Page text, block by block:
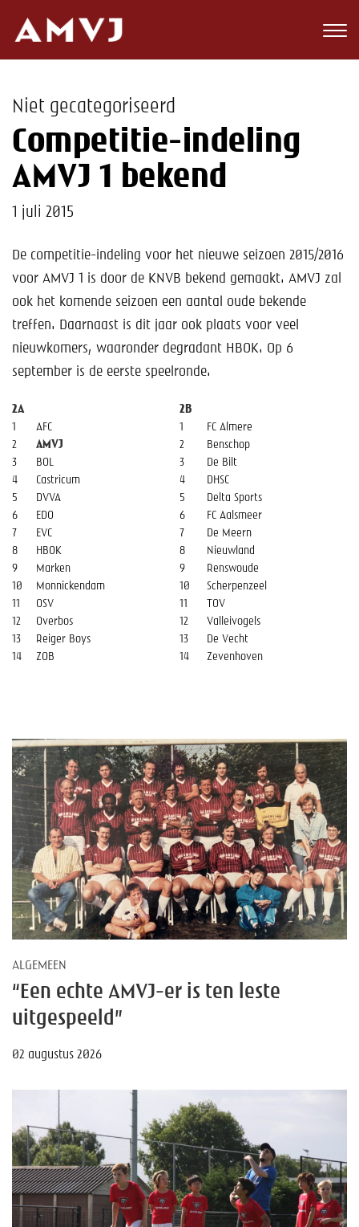
Wedstrijden
Nieuws
Teams
Toekomst
Kalender
Help mee!
Shop
Lid worden
Contact
Niet gecategoriseerd
Competitie-indeling
AMVJ 1 bekend
1 juli 2015
De competitie-indeling voor het nieuwe seizoen 2015/2016
voor AMVJ 1 is door de KNVB bekend gemaakt. AMVJ zal
ook het komende seizoen een aantal oude bekende
treffen. Daarnaast is dit jaar ook plaats voor veel
nieuwkomers, waaronder degradant HBOK. Op 6
september is de eerste speelronde.
2A
2B
1
AFC 1
FC Almere
2
AMVJ 2
Benschop
3
BOL 3
De Bilt
4
Castricum 4
DHSC
5
DVVA 5
Delta Sports
6
EDO 6
FC Aalsmeer
7
EVC 7
De Meern
8
HBOK 8
Nieuwland
9
Marken 9
Renswoude
10
Monnickendam 10
Scherpenzeel
11
OSV 11
TOV
12
Overbos 12
Valleivogels
13
Reiger Boys 13
De Vecht
14
ZOB 14 Zevenhoven
ALGEMEEN
“Een echte AMVJ-er is ten leste
uitgespeeld”
02 augustus 2026